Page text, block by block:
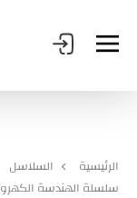
الرئيسية
السلاسل
سلسلة الهندسة